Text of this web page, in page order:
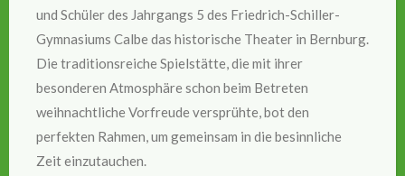
und Schüler des Jahrgangs 5 des Friedrich-Schiller-
Gymnasiums Calbe das historische Theater in Bernburg.
Die traditionsreiche Spielstätte, die mit ihrer
besonderen Atmosphäre schon beim Betreten
weihnachtliche Vorfreude versprühte, bot den
perfekten Rahmen, um gemeinsam in die besinnliche
Zeit einzutauchen.